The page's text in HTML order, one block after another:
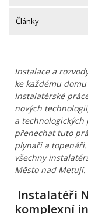
Články
Instalace a
ke každému
Instalatérské
nových
a
přenechat tuto
plynaři a
všechny
Město nad Metují.
Instalatéři
komplexní